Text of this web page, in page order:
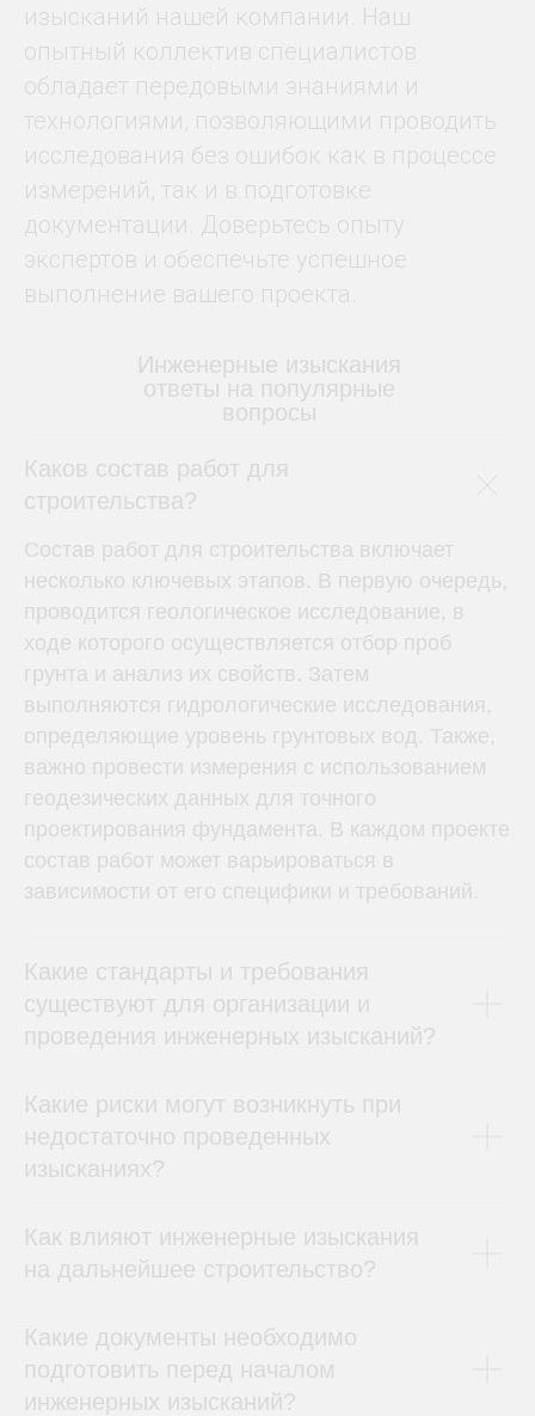
изысканий нашей компании. Наш
опытный коллектив специалистов
обладает передовыми знаниями и
технологиями, позволяющими проводить
исследования без ошибок как в процессе
измерений, так и в подготовке
документации. Доверьтесь опыту
экспертов и обеспечьте успешное
выполнение вашего проекта.
Инженерные изыскания
ответы на популярные
вопросы
Каков состав работ для
строительства?
Состав работ для строительства включает
несколько ключевых этапов. В первую очередь,
проводится геологическое исследование, в
ходе которого осуществляется отбор проб
грунта и анализ их свойств. Затем
выполняются гидрологические исследования,
определяющие уровень грунтовых вод. Также,
важно провести измерения с использованием
геодезических данных для точного
проектирования фундамента. В каждом проекте
состав работ может варьироваться в
зависимости от его специфики и требований.
Какие стандарты и требования
существуют для организации и
проведения инженерных изысканий?
Какие риски могут возникнуть при
недостаточно проведенных
изысканиях?
Как влияют инженерные изыскания
на дальнейшее строительство?
Какие документы необходимо
подготовить перед началом
инженерных изысканий?